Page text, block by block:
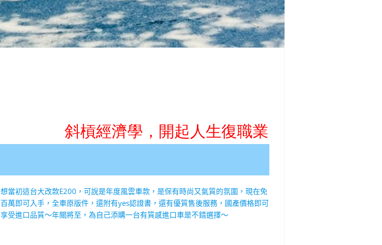
想當初這台大改款E200，可說是年度風雲車款，是保有時尚又氣質的氛圍，現在免
百萬即可入手，全車原版件，還附有yes認證書，還有優質售後服務，國產價格即可
享受進口品質～年關將至，為自己添購一台有質感進口車是不錯選擇～